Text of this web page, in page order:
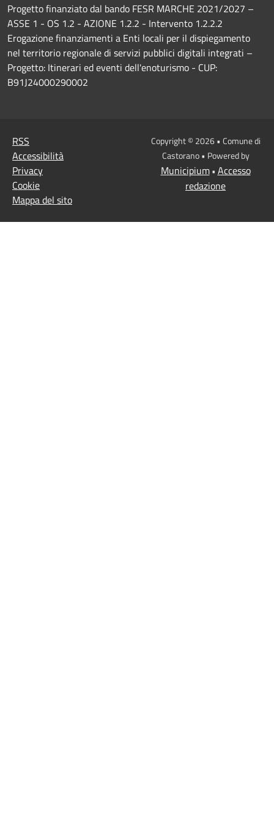
Progetto finanziato dal bando FESR MARCHE 2021/2027 –
ASSE 1 - OS 1.2 - AZIONE 1.2.2 - Intervento 1.2.2.2
Erogazione finanziamenti a Enti locali per il dispiegamento
nel territorio regionale di servizi pubblici digitali integrati –
Progetto: Itinerari ed eventi dell'enoturismo - CUP:
B91J24000290002
RSS
Accessibilità
Privacy
Cookie
Mappa del sito
Copyright © 2026 • Comune di
Castorano • Powered by
Municipium• Accesso
redazione